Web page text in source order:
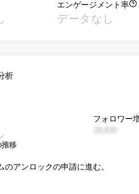
エンゲージメント率
データなし
析
フォロワー
移
のアンロックの申請に進む。